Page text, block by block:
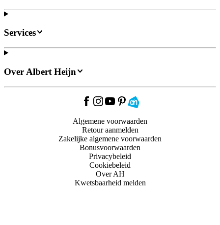
Services
Over Albert Heijn
Algemene voorwaarden
Retour aanmelden
Zakelijke algemene voorwaarden
Bonusvoorwaarden
Privacybeleid
Cookiebeleid
Over AH
Kwetsbaarheid melden